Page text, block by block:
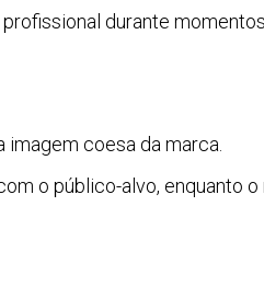
durante
coesa da marca.
o público-alvo, enquanto